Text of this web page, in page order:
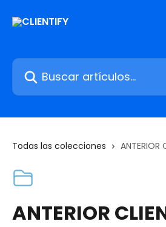
Buscar artículos...
Todas las colecciones ANTERIOR
ANTERIOR